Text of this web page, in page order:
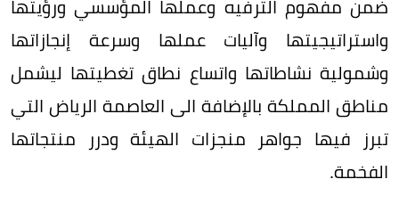
ضمن مفهوم الترفيه وعملها المؤسسي ورؤيتها
واستراتيجيتها وآليات عملها وسرعة إنجازاتها
وشمولية نشاطاتها واتساع نطاق تغطيتها ليشمل
مناطق المملكة بالإضافة الى العاصمة الرياض التي
تبرز فيها جواهر منجزات الهيئة ودرر منتجاتها
الفخمة.